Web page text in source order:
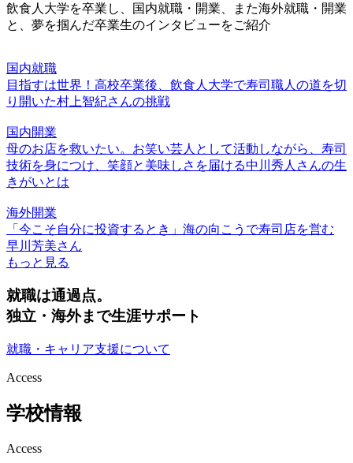
飲食人大学を卒業し、国内就職・開業、また海外就職・開業
と、夢を掴んだ卒業生のインタビューをご紹介
国内就職
目指すは世界！高校卒業後、飲食人大学で寿司職人の道を切
り開いた村上智紀さんの挑戦
国内開業
母のお店を救いたい。お笑い芸人として活動しながら、寿司
技術を身につけ、笑顔と美味しさを届ける中川秀人さんの生
きがいとは
海外開業
「今こそ自分に投資するとき」海の向こうで寿司店を営む
早川芳美さん
もっと見る
就職は通過点。
独立・海外まで生涯サポート
就職・キャリア支援について
Access
学校情報
Access